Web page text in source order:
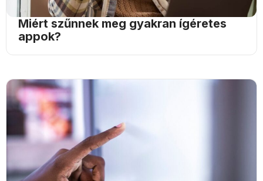
Miért szűnnek meg gyakran ígéretes
appok?